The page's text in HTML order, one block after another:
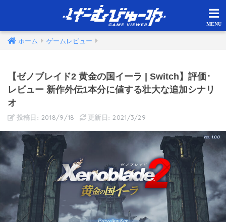
ホーム ゲームレビュー
【ゼノブレイド2 黄金の国イーラ | Switch】評価･
レビュー 新作外伝1本分に値する壮大な追加シナリ
オ
2018/9/18 2021/3/29